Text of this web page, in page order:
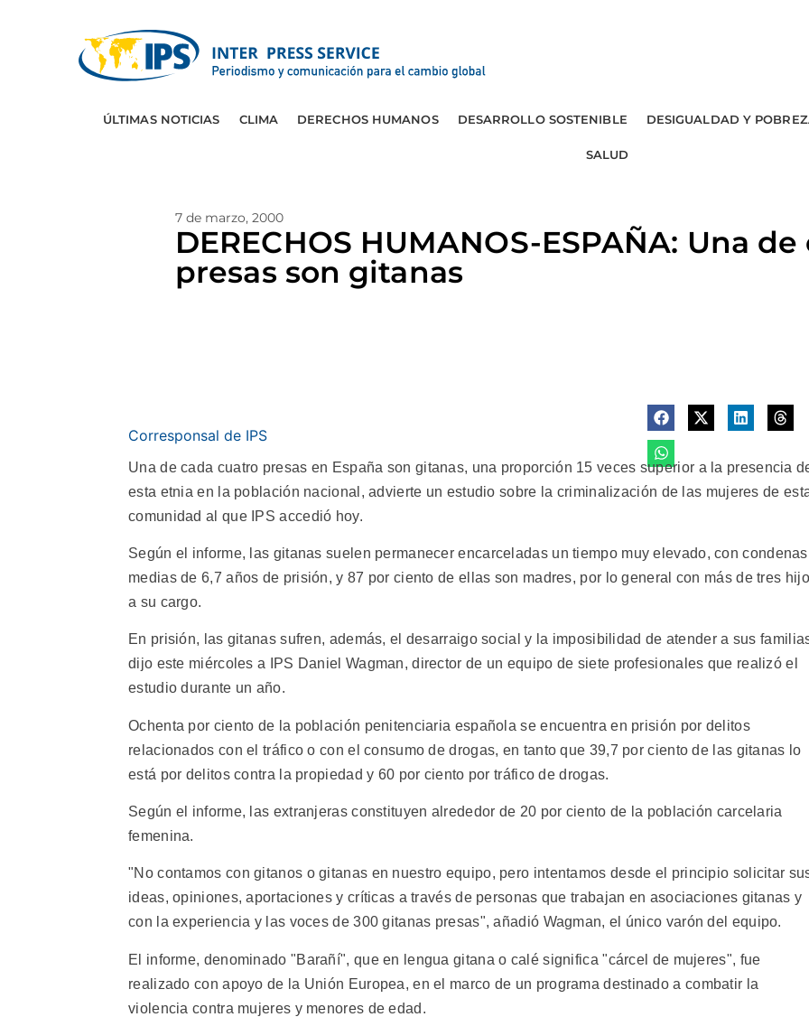
ÚLTIMAS NOTICIAS CLIMA DERECHOS HUMANOS DESARROLLO SOSTENIBLE DESIGUALDAD Y
SALUD
7 de marzo, 2000
DERECHOS HUMANOS-ESPAÑA: Una
presas son gitanas
Corresponsal de IPS
Una de cada cuatro presas en España son gitanas, una proporción 15 veces superior a la presencia
esta etnia en la población nacional, advierte un estudio sobre la criminalización de las mujeres de
comunidad al que IPS accedió hoy.
Según el informe, las gitanas suelen permanecer encarceladas un tiempo muy elevado, con condenas
medias de 6,7 años de prisión, y 87 por ciento de ellas son madres, por lo general con más de tres
a su cargo.
En prisión, las gitanas sufren, además, el desarraigo social y la imposibilidad de atender a sus
dijo este miércoles a IPS Daniel Wagman, director de un equipo de siete profesionales que realizó el
estudio durante un año.
Ochenta por ciento de la población penitenciaria española se encuentra en prisión por delitos
relacionados con el tráfico o con el consumo de drogas, en tanto que 39,7 por ciento de las gitanas lo
está por delitos contra la propiedad y 60 por ciento por tráfico de drogas.
Según el informe, las extranjeras constituyen alrededor de 20 por ciento de la población carcelaria
femenina.
"No contamos con gitanos o gitanas en nuestro equipo, pero intentamos desde el principio solicitar
ideas, opiniones, aportaciones y críticas a través de personas que trabajan en asociaciones gitanas y
con la experiencia y las voces de 300 gitanas presas", añadió Wagman, el único varón del equipo.
El informe, denominado "Barañí", que en lengua gitana o calé significa "cárcel de mujeres", fue
realizado con apoyo de la Unión Europea, en el marco de un programa destinado a combatir la
violencia contra mujeres y menores de edad.